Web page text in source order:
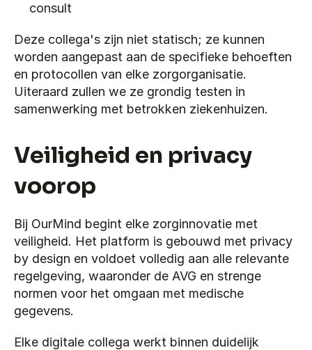
consult
Deze collega's zijn niet statisch; ze kunnen
worden aangepast aan de specifieke behoeften
en protocollen van elke zorgorganisatie.
Uiteraard zullen we ze grondig testen in
samenwerking met betrokken ziekenhuizen.
Veiligheid en privacy
voorop
Bij OurMind begint elke zorginnovatie met
veiligheid. Het platform is gebouwd met privacy
by design en voldoet volledig aan alle relevante
regelgeving, waaronder de AVG en strenge
normen voor het omgaan met medische
gegevens.
Elke digitale collega werkt binnen duidelijk